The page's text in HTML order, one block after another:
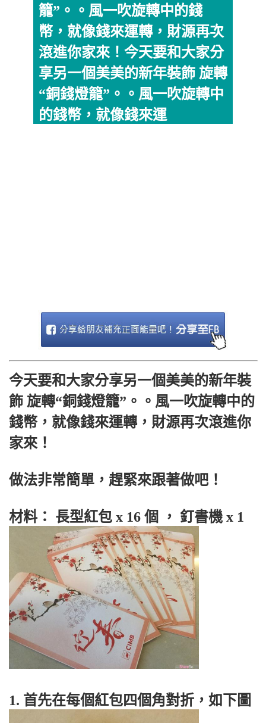
籠”。。風一吹旋轉中的錢
幣，就像錢來運轉，財源再次
滾進你家來！今天要和大家分
享另一個美美的新年裝飾 旋轉
“銅錢燈籠”。。風一吹旋轉中
的錢幣，就像錢來運
今天要和大家分享另一個美美的新年裝
飾 旋轉“銅錢燈籠”。。風一吹旋轉中的
錢幣，就像錢來運轉，財源再次滾進你
家來！
做法非常簡單，趕緊來跟著做吧！
材料： 長型紅包 x 16 個 ， 釘書機 x 1
1. 首先在每個紅包四個角對折，如下圖